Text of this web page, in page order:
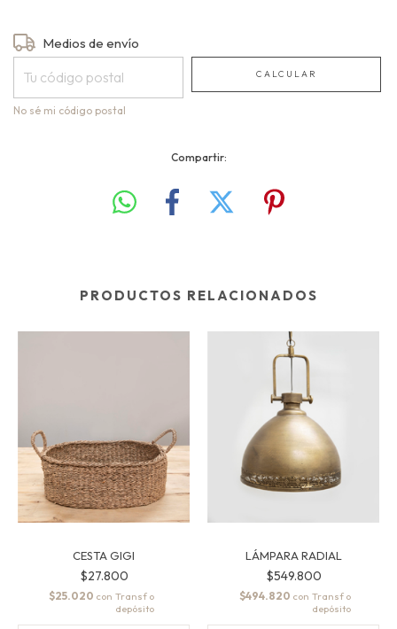
Entregas para el CP:
Medios de envío
CALCULAR
No sé mi código postal
Compartir:
PRODUCTOS RELACIONADOS
CESTA GIGI
$27.800
$25.020 con
LÁMPARA RADIAL
$549.800
$494.820 con